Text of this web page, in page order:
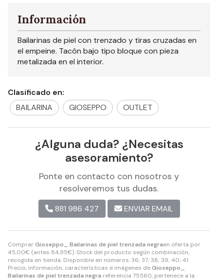
ComprarGioseppo_ Bailarinas de piel trenzada negraen oferta por
45,00€ (antes 84,95€). Stock del producto según combinación,
recogida en tienda. Disponible en números: 36; 37; 38; 39; 40; 41.
Precio, información, características e imágenes deGioseppo_
Bailarinas de piel trenzada negra referencia 75560, pertenece a la
Información
Bailarinas de piel con trenzado y tiras cruzadas en
el empeine. Tacón bajo tipo bloque con pieza
metalizada en el interior.
Clasificado en:
BAILARINA
GIOSEPPO OUTLET
¿Alguna duda? ¿Necesitas
asesoramiento?
Ponte en contacto con nosotros y
resolveremos tus dudas.
881 986 427 ENVIAR EMAIL